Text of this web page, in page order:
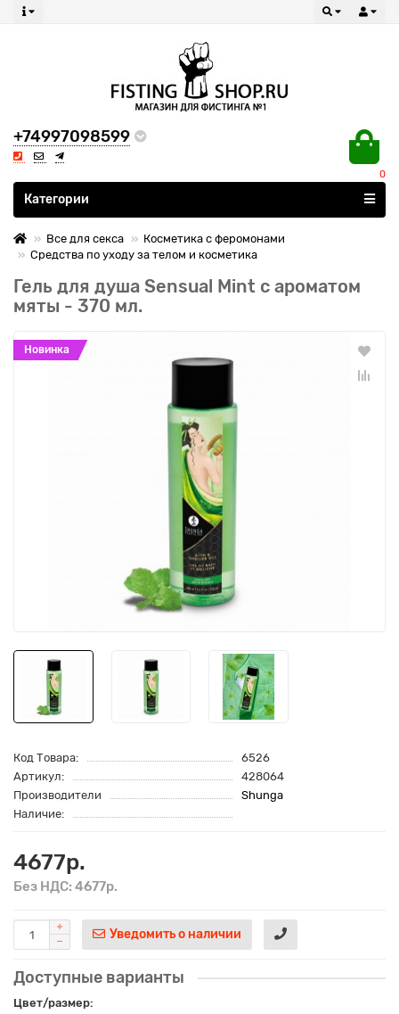
+74997098599
0
Все категории
Категории
Все для секса
Косметика с феромонами
Средства по уходу за телом и косметика
Гель для душа Sensual Mint с ароматом
мяты - 370 мл.
Новинка
Код Товара:
6526
Артикул:
428064
Производители
Shunga
Наличие:
4677р.
Без НДС: 4677р.
Уведомить о наличии
Доступные варианты
Цвет/размер: